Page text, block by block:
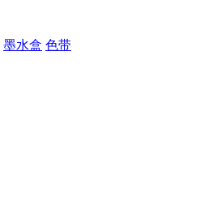
墨水盒 色带